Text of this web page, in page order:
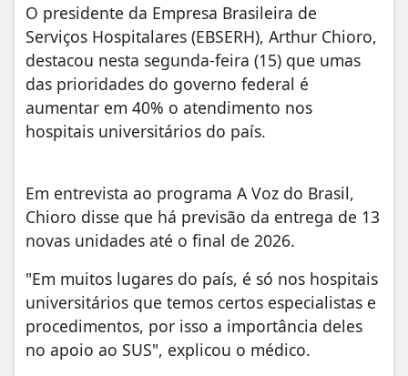
O presidente da Empresa Brasileira de
Serviços Hospitalares (EBSERH), Arthur Chioro,
destacou nesta segunda-feira (15) que umas
das prioridades do governo federal é
aumentar em 40% o atendimento nos
hospitais universitários do país.
Em entrevista ao programa A Voz do Brasil,
Chioro disse que há previsão da entrega de 13
novas unidades até o final de 2026.
"Em muitos lugares do país, é só nos hospitais
universitários que temos certos especialistas e
procedimentos, por isso a importância deles
no apoio ao SUS", explicou o médico.